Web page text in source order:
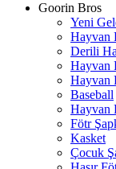
Goorin Bros
Yeni
Hayvan
Derili
Hayvan
Hayvan
Baseball
Hayvan
Fötr
Kasket
Çocuk